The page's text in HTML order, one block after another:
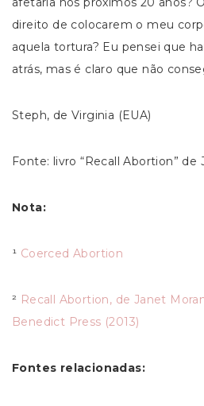
direito de colocarem o meu
aquela tortura? Eu pensei que
atrás, mas é claro que não
Steph, de Virginia (EUA)
Fonte: livro “Recall Abortion” de
Nota:
¹ Coerced Abortion
² Recall Abortion, de Janet
Benedict Press (2013)
Fontes relacionadas: